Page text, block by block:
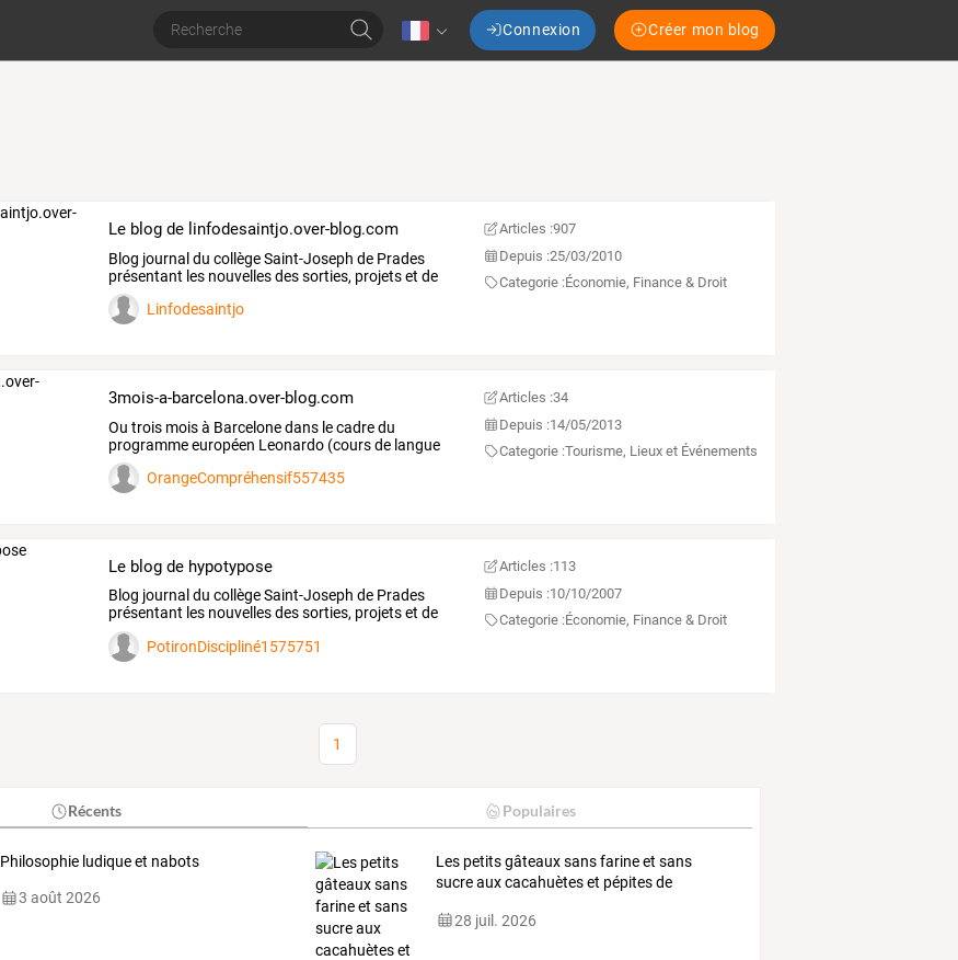
Connexion Créer mon blog
Le blog de linfodesaintjo.over-blog.com
Blog journal du collègeSaint-Joseph de Prades
présentant les nouvellesdessorties, projetset de
la…
Linfodesaintjo
Articles :907
Depuis :25/03/2010
Categorie :Économie, Finance & Droit
3mois-a-barcelona.over-blog.com
Ou trois moisà Barcelonedans lecadredu
programmeeuropéen Leonardo (coursde langue
et…
OrangeCompréhensif557435
Articles :34
Depuis :14/05/2013
Categorie :Tourisme, Lieux et Événements
Le blog de hypotypose
Blog journal du collègeSaint-Joseph de Prades
présentant les nouvellesdessorties, projetset de
la…
PotironDiscipliné1575751
Articles :113
Depuis :10/10/2007
Categorie :Économie, Finance & Droit
1
Récents Populaires
Philosophie ludique et nabots
3 août 2026
Les petits gâteaux sans farine et sans
sucre aux cacahuètes et pépites de
28 juil. 2026